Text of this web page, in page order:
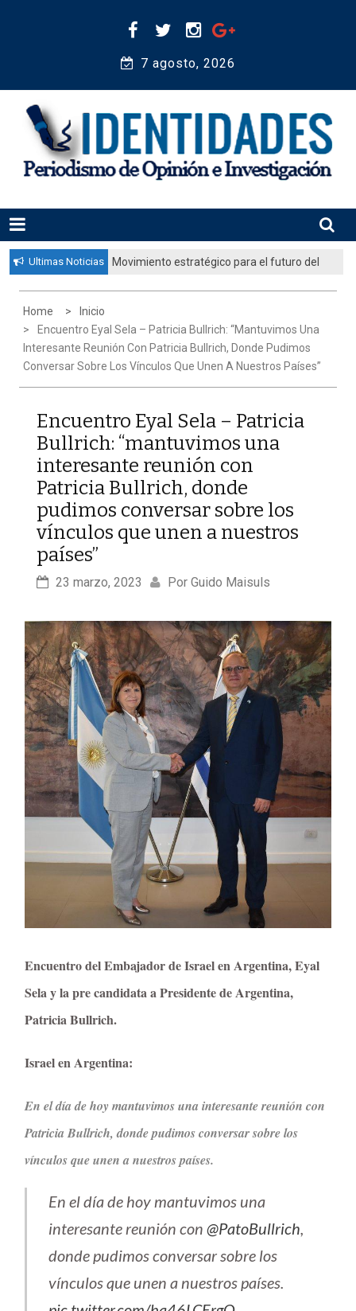
7 agosto, 2026
IDENTIDADES
Periodismo de Opinión e Investigación
Ultimas Noticias
Movimiento estratégico para el futuro del
diáspora”
Home
Inicio
Encuentro Eyal Sela – Patricia Bullrich: “mantuvimos Una
Interesante Reunión Con Patricia Bullrich, Donde Pudimos
Conversar Sobre Los Vínculos Que Unen A Nuestros Países”
Encuentro Eyal Sela – Patricia
Bullrich: “mantuvimos una
interesante reunión con
Patricia Bullrich, donde
pudimos conversar sobre los
vínculos que unen a nuestros
países”
23 marzo, 2023 Por Guido Maisuls
Encuentro del Embajador de Israel en Argentina, Eyal
Sela y la pre candidata a Presidente de Argentina,
Patricia Bullrich.
Israel en Argentina:
En el día de hoy mantuvimos una interesante reunión con
Patricia Bullrich, donde pudimos conversar sobre los
vínculos que unen a nuestros países.
En el día de hoy mantuvimos una
interesante reunión con @PatoBullrich,
donde pudimos conversar sobre los
vínculos que unen a nuestros países.